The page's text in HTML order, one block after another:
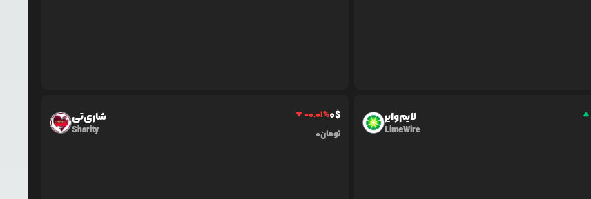
شاری‌تی
Sharity
-0.01%0$
0تومان
لایم‌وایر
LimeWire